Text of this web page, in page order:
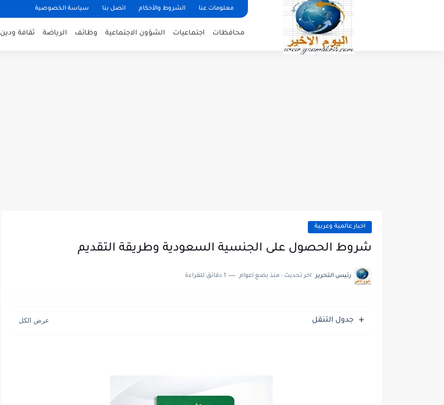
معلومات عنا الشروط والأحكام اتصل بنا سياسة الخصوصية
محافظات اجتماعيات الشؤون الاجتماعية وظائف الرياضة ثقافة ودين
اخبار عالمية وعربية
شروط الحصول على الجنسية السعودية وطريقة التقديم
رئيس التحرير اخر تحديث : منذ بضع اعوام 1 دقائق للقراءة
جدول التنقل